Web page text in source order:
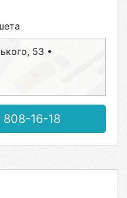
53 •
16-18